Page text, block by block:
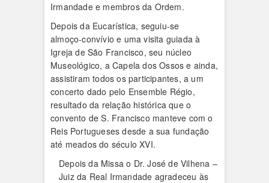
Irmandade e membros da Ordem.
Depois da Eucarística, seguiu-se
almoço-convívio e uma visita guiada à
Igreja de São Francisco, seu núcleo
Museológico, a Capela dos Ossos e ainda,
assistiram todos os participantes, a um
concerto dado pelo Ensemble Régio,
resultado da relação histórica que o
convento de S. Francisco manteve com o
Reis Portugueses desde a sua fundação
até meados do século XVI.
Depois da Missa o Dr. José de Vilhena –
Juiz da Real Irmandade agradeceu às